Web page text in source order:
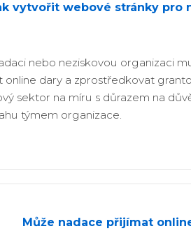
vytvořit webové stránky pro
nebo neziskovou organizaci
online dary a zprostředkovat
sektor na míru s důrazem na
týmem organizace.
Může nadace přijímat